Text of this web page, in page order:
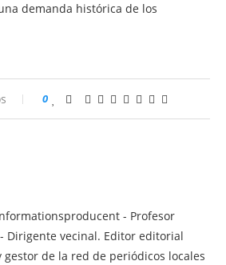
demanda histórica de los
0
- Profesor
Dirigente vecinal. Editor editorial
gestor de la red de periódicos locales